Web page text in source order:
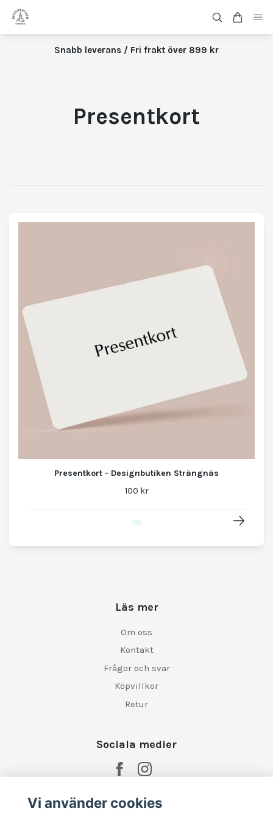
Snabb leverans / Fri frakt över 899 kr
Presentkort
Presentkort - Designbutiken Strängnäs
100 kr
Läs mer
Om oss
Kontakt
Frågor och svar
Köpvillkor
Retur
Sociala medier
Vi använder cookies